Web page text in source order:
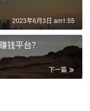
2023年6月3日 am1:55
钱平台？
下一篇